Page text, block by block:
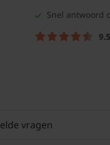
Snel antwoord
9.5
vragen